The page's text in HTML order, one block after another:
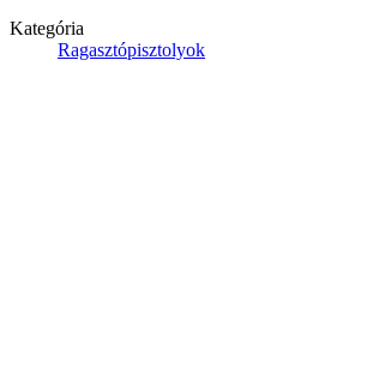
Kategória
Ragasztópisztolyok